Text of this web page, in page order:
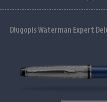
Długopis Waterman Expert